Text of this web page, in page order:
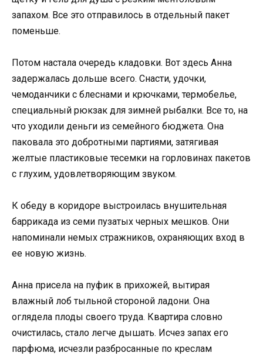
запахом. Все это отправилось в отдельный пакет
поменьше.
Потом настала очередь кладовки. Вот здесь Анна
задержалась дольше всего. Снасти, удочки,
чемоданчики с блеснами и крючками, термобелье,
специальный рюкзак для зимней рыбалки. Все то, на
что уходили деньги из семейного бюджета. Она
паковала это добротными партиями, затягивая
желтые пластиковые тесемки на горловинах пакетов
с глухим, удовлетворяющим звуком.
К обеду в коридоре выстроилась внушительная
баррикада из семи пузатых черных мешков. Они
напоминали немых стражников, охраняющих вход в
ее новую жизнь.
Анна присела на пуфик в прихожей, вытирая
влажный лоб тыльной стороной ладони. Она
оглядела плоды своего труда. Квартира словно
очистилась, стало легче дышать. Исчез запах его
парфюма, исчезли разбросанные по креслам